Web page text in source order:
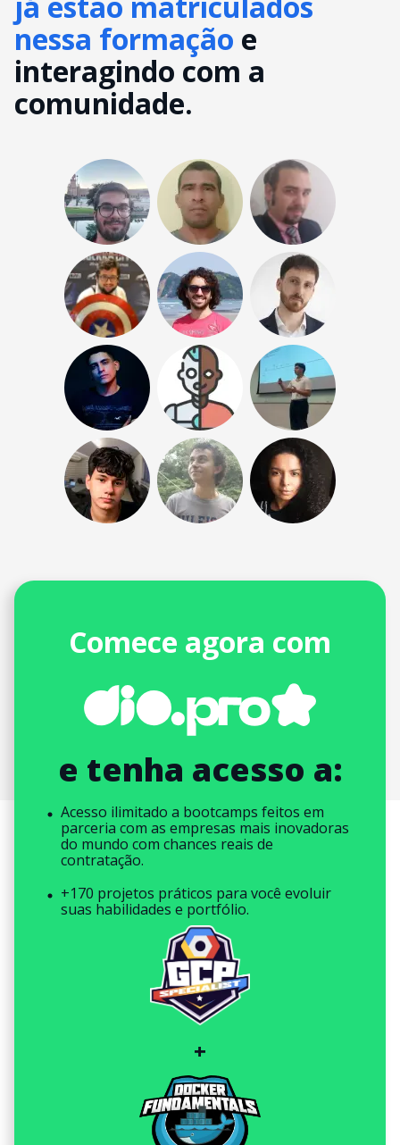
nessa formação e
interagindo com a
comunidade.
Comece agora com
e tenha acesso a:
Acesso ilimitado a bootcamps feitos em
parceria com as empresas mais inovadoras
do mundo com chances reais de
contratação.
+170 projetos práticos para você evoluir
suas habilidades e portfólio.
+